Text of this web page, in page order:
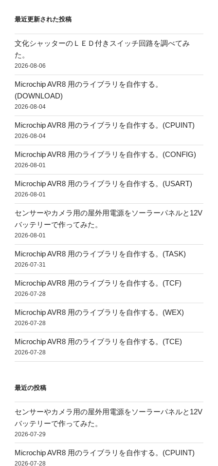
最近更新された投稿
文化シャッターのＬＥＤ付きスイッチ回路を調べてみ
た。
2026-08-06
Microchip AVR8 用のライブラリを自作する。
(DOWNLOAD)
2026-08-04
Microchip AVR8 用のライブラリを自作する。(CPUINT)
2026-08-04
Microchip AVR8 用のライブラリを自作する。(CONFIG)
2026-08-01
Microchip AVR8 用のライブラリを自作する。(USART)
2026-08-01
センサーやカメラ用の屋外用電源をソーラーパネルと12V
バッテリーで作ってみた。
2026-08-01
Microchip AVR8 用のライブラリを自作する。(TASK)
2026-07-31
Microchip AVR8 用のライブラリを自作する。(TCF)
2026-07-28
Microchip AVR8 用のライブラリを自作する。(WEX)
2026-07-28
Microchip AVR8 用のライブラリを自作する。(TCE)
2026-07-28
最近の投稿
センサーやカメラ用の屋外用電源をソーラーパネルと12V
バッテリーで作ってみた。
2026-07-29
Microchip AVR8 用のライブラリを自作する。(CPUINT)
2026-07-28